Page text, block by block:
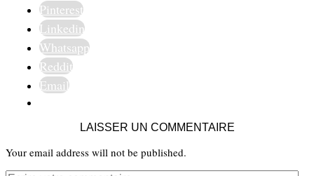
Pinterest
Linkedin
Whatsapp
Reddit
Email
LAISSER UN COMMENTAIRE
Your email address will not be published.